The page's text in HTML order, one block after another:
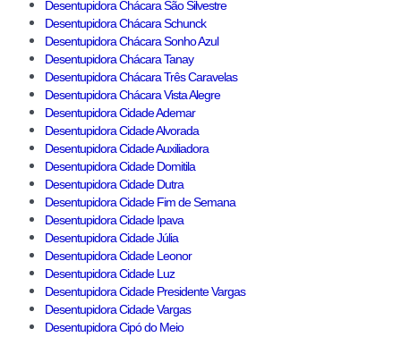
Desentupidora Chácara São Silvestre
Desentupidora Chácara Schunck
Desentupidora Chácara Sonho Azul
Desentupidora Chácara Tanay
Desentupidora Chácara Três Caravelas
Desentupidora Chácara Vista Alegre
Desentupidora Cidade Ademar
Desentupidora Cidade Alvorada
Desentupidora Cidade Auxiliadora
Desentupidora Cidade Domitila
Desentupidora Cidade Dutra
Desentupidora Cidade Fim de Semana
Desentupidora Cidade Ipava
Desentupidora Cidade Júlia
Desentupidora Cidade Leonor
Desentupidora Cidade Luz
Desentupidora Cidade Presidente Vargas
Desentupidora Cidade Vargas
Desentupidora Cipó do Meio